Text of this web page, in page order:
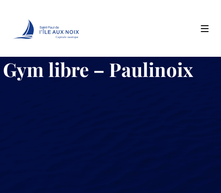
to
content
Capitale nautique
Gym libre – Paulinoix